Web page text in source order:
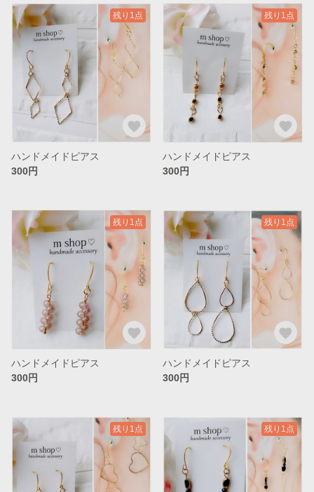
残り1点
ハンドメイドピアス
300円
残り1点
ハンドメイドピアス
300円
残り1点
ハンドメイドピアス
300円
残り1点
ハンドメイドピアス
300円
残り1点 残り1点